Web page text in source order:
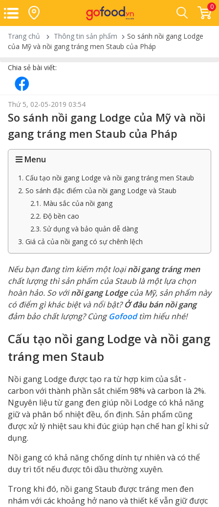
0
Trang chủ Thông tin sản phẩm
So sánh nồi gang Lodge
của Mỹ và nồi gang tráng men Staub của Pháp
Chia sẻ bài viết:
Thứ 5, 02-05-2019 03:54
So sánh nồi gang Lodge của Mỹ và nồi
gang tráng men Staub của Pháp
Menu
1. Cấu tạo nồi gang Lodge và nồi gang tráng men Staub
2. So sánh đặc điểm của nồi gang Lodge và Staub
2.1. Màu sắc của nồi gang
2.2. Độ bền cao
2.3. Sử dụng và bảo quản dễ dàng
3. Giá cả của nồi gang có sự chênh lệch
Nếu bạn đang tìm kiếm một loạinồi gang tráng men
chất lượng thì sản phẩm của Staub là một lựa chọn
hoàn hảo. So vớinồi gang Lodgecủa Mỹ, sản phẩm này
có điểm gì khác biệt và nổi bật?Ở đâu bán nồi gang
đảm bảo chất lượng? CùngGofoodtìm hiểu nhé!
Cấu tạo nồi gang Lodge và nồi gang
tráng men Staub
Nồi gang Lodge được tạo ra từ hợp kim của sắt -
carbon với thành phần sắt chiếm 98% và carbon là 2%.
Nguyên liệu từ gang đen giúp nồi Lodge có khả năng
giữ và phân bổ nhiệt đều, ổn định. Sản phẩm cũng
được xử lý nhiệt sau khi đúc giúp hạn chế han gỉ khi sử
dụng.
Nồi gang có khả năng chống dính tự nhiên và có thể
duy trì tốt nếu được tôi dầu thường xuyên.
Trong khi đó, nồi gang Staub được tráng men đen
nhám với các khoảng hở nano và thiết kế vẫn giữ được